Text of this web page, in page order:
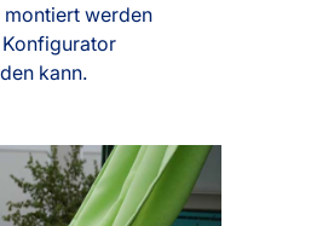
werden
kann.